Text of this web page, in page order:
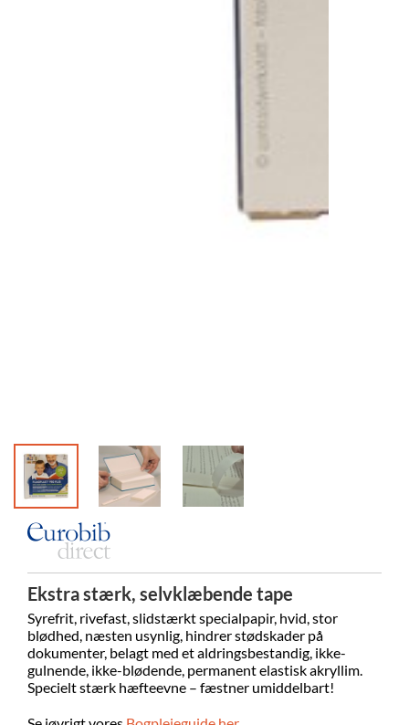
Ekstra stærk, selvklæbende tape
Syrefrit, rivefast, slidstærkt specialpapir, hvid, stor
blødhed, næsten usynlig, hindrer stødskader på
dokumenter, belagt med et aldringsbestandig, ikke-
gulnende, ikke-blødende, permanent elastisk akryllim.
Specielt stærk hæfteevne – fæstner umiddelbart!